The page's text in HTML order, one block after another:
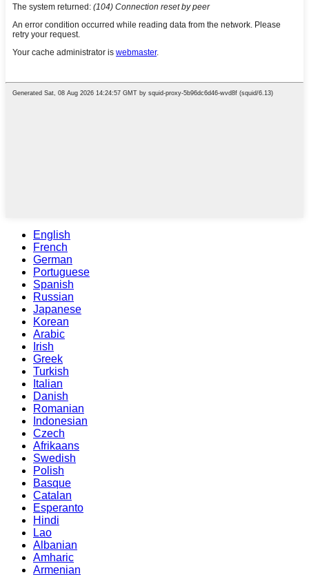
English
French
German
Portuguese
Spanish
Russian
Japanese
Korean
Arabic
Irish
Greek
Turkish
Italian
Danish
Romanian
Indonesian
Czech
Afrikaans
Swedish
Polish
Basque
Catalan
Esperanto
Hindi
Lao
Albanian
Amharic
Armenian